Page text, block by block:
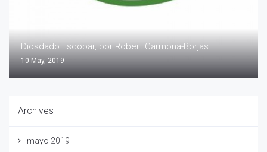
Diosdado Escobar, por Robert Carmona-Borjas
10 May, 2019
Archives
mayo 2019